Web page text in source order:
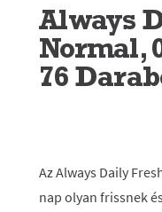
Always
Normal,
76
Az Always Daily
nap olyan frissnek